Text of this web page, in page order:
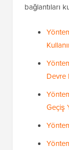
bağlantıları
Devre
Geçiş